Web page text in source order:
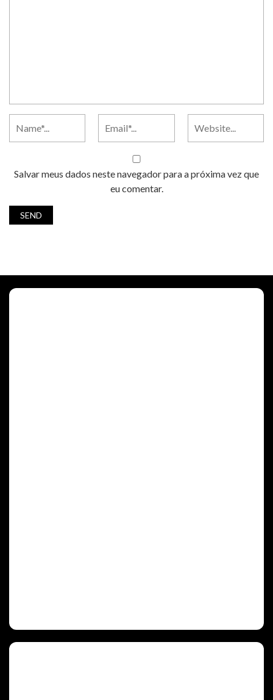
Salvar meus dados neste navegador para a próxima vez que
eu comentar.